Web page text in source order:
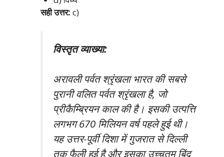
सही उत्तर: c)
विस्तृत व्याख्या:
अरावली पर्वत श्रृंखला भारत की सबसे
पुरानी वलित पर्वत श्रृंखला है, जो
प्रीकैम्ब्रियन काल की है। इसकी उत्पत्ति
लगभग 670 मिलियन वर्ष पहले हुई थी।
यह उत्तर-पूर्वी दिशा में गुजरात से दिल्ली
तक फैली हुई है और इसका उच्चतम बिंदु